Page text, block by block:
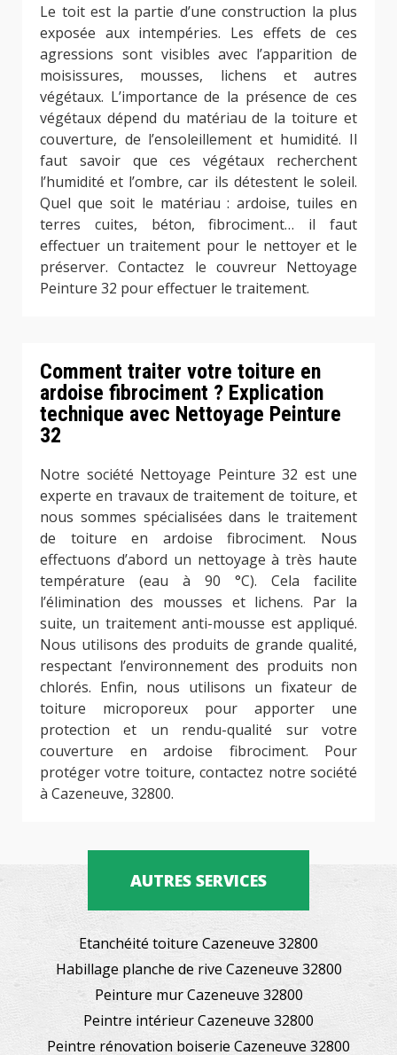
Le toit est la partie d’une construction la plus
exposée aux intempéries. Les effets de ces
agressions sont visibles avec l’apparition de
moisissures, mousses, lichens et autres
végétaux. L’importance de la présence de ces
végétaux dépend du matériau de la toiture et
couverture, de l’ensoleillement et humidité. Il
faut savoir que ces végétaux recherchent
l’humidité et l’ombre, car ils détestent le soleil.
Quel que soit le matériau : ardoise, tuiles en
terres cuites, béton, fibrociment… il faut
effectuer un traitement pour le nettoyer et le
préserver. Contactez le couvreur Nettoyage
Peinture 32 pour effectuer le traitement.
Comment traiter votre toiture en
ardoise fibrociment ? Explication
technique avec Nettoyage Peinture
32
Notre société Nettoyage Peinture 32 est une
experte en travaux de traitement de toiture, et
nous sommes spécialisées dans le traitement
de toiture en ardoise fibrociment. Nous
effectuons d’abord un nettoyage à très haute
température (eau à 90 °C). Cela facilite
l’élimination des mousses et lichens. Par la
suite, un traitement anti-mousse est appliqué.
Nous utilisons des produits de grande qualité,
respectant l’environnement des produits non
chlorés. Enfin, nous utilisons un fixateur de
toiture microporeux pour apporter une
protection et un rendu-qualité sur votre
couverture en ardoise fibrociment. Pour
protéger votre toiture, contactez notre société
à Cazeneuve, 32800.
AUTRES SERVICES
Etanchéité toiture Cazeneuve 32800
Habillage planche de rive Cazeneuve 32800
Peinture mur Cazeneuve 32800
Peintre intérieur Cazeneuve 32800
Peintre rénovation boiserie Cazeneuve 32800